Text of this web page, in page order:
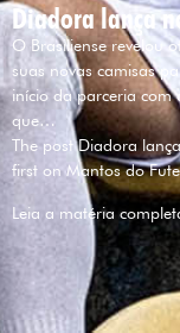
Diadora lança
O Brasiliense revelou
suas novas camisas
início da parceria
que…
The post Diadora
first on Mantos do
Leia a matéria